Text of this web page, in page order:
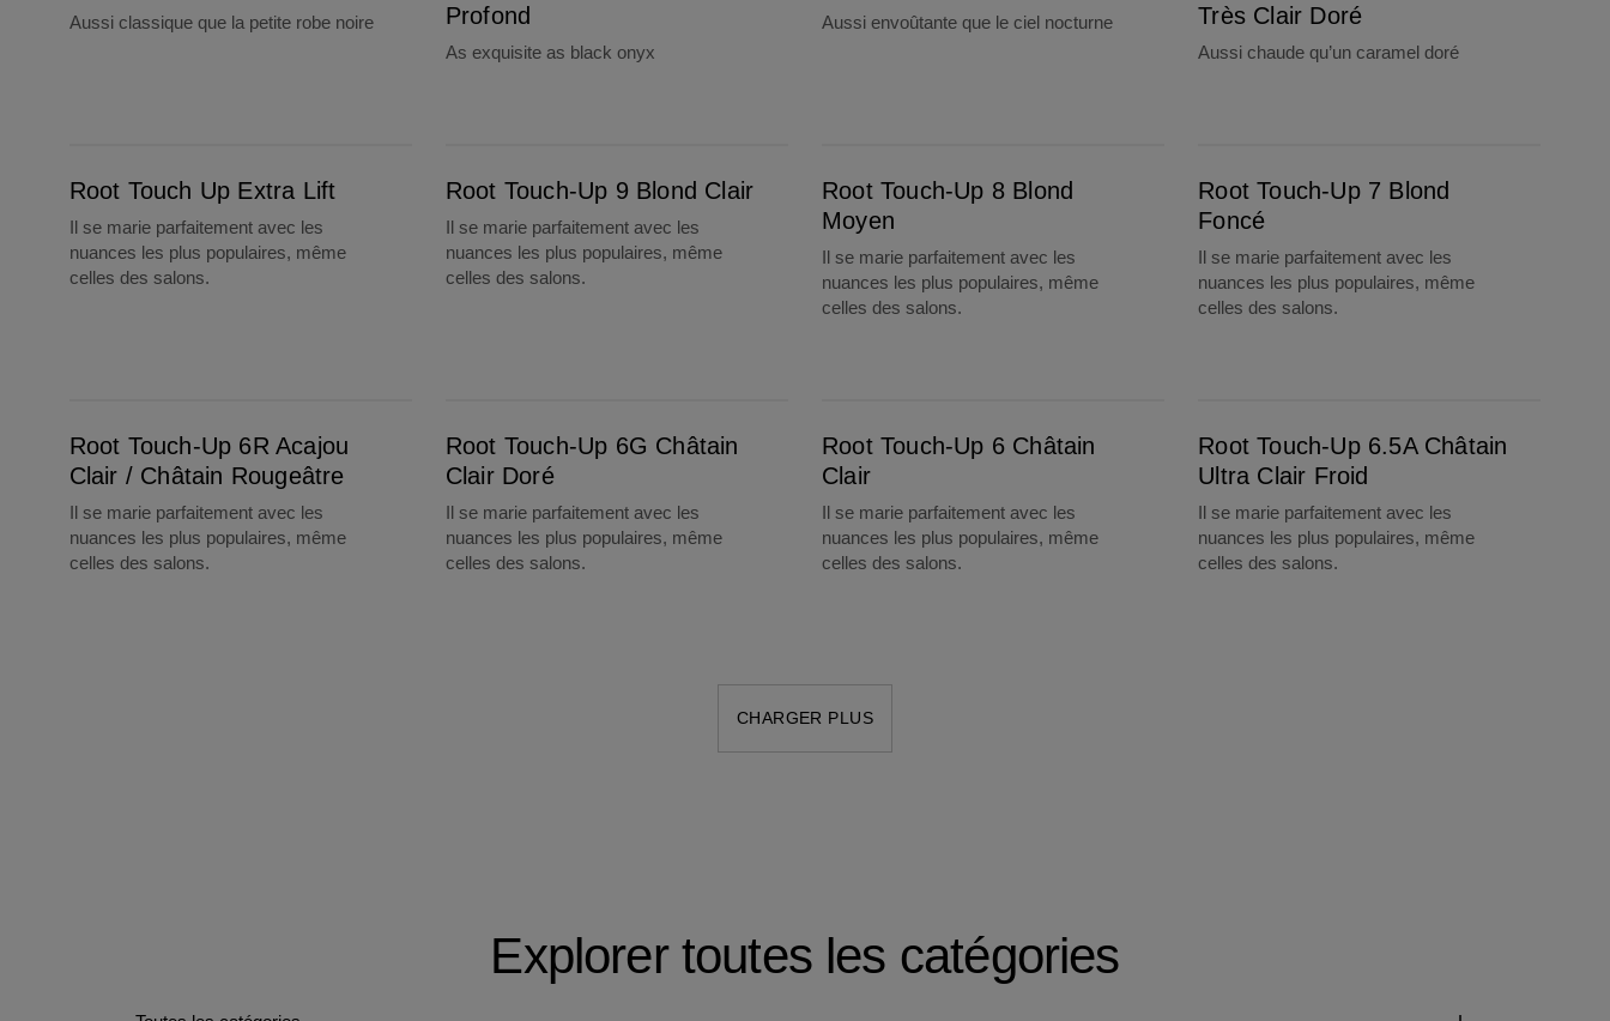
Aussi classique que la petite robe noire
Profond
As exquisite as black onyx
Aussi envoûtante que le ciel nocturne
Très Clair Doré
Aussi chaude qu’un caramel doré
Root Touch Up Extra Lift
Il se marie parfaitement avec les
nuances les plus populaires, même
celles des salons.
Root Touch-Up 9 Blond Clair
Il se marie parfaitement avec les
nuances les plus populaires, même
celles des salons.
Root Touch-Up 8 Blond
Moyen
Il se marie parfaitement avec les
nuances les plus populaires, même
celles des salons.
Root Touch-Up 7 Blond
Foncé
Il se marie parfaitement avec les
nuances les plus populaires, même
celles des salons.
Root Touch-Up 6R Acajou
Clair / Châtain Rougeâtre
Il se marie parfaitement avec les
nuances les plus populaires, même
celles des salons.
Root Touch-Up 6G Châtain
Clair Doré
Il se marie parfaitement avec les
nuances les plus populaires, même
celles des salons.
Root Touch-Up 6 Châtain
Clair
Il se marie parfaitement avec les
nuances les plus populaires, même
celles des salons.
Root Touch-Up 6.5A Châtain
Ultra Clair Froid
Il se marie parfaitement avec les
nuances les plus populaires, même
celles des salons.
CHARGER PLUS
Explorer toutes les catégories